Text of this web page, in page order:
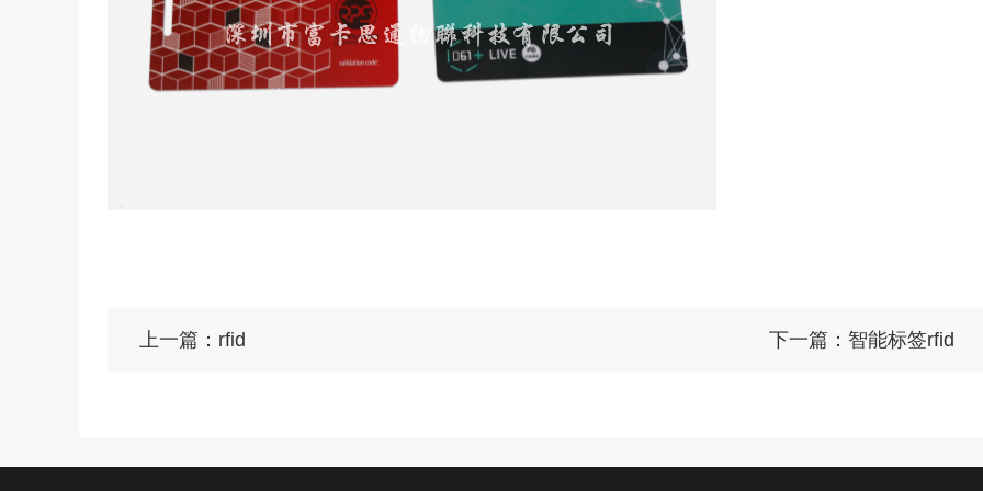
上一篇：rfid 下一篇：智能标签rfid